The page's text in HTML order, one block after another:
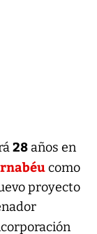
28 años en
como
proyecto